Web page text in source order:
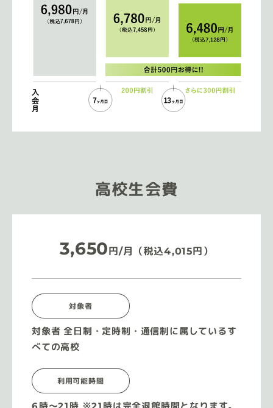
高校生会費
3,650 円/月（税込4,015円）
対象者
対象者 全日制・定時制・通信制に属しているす
べての高校
利用可能時間